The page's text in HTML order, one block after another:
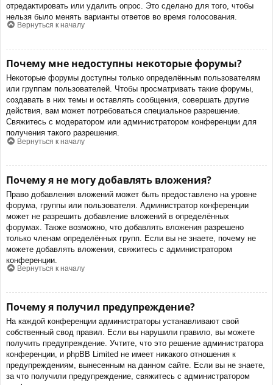
отредактировать или удалить опрос. Это сделано для того, чтобы
нельзя было менять варианты ответов во время голосования.
Вернуться к началу
Почему мне недоступны некоторые форумы?
Некоторые форумы доступны только определённым пользователям
или группам пользователей. Чтобы просматривать такие форумы,
создавать в них темы и оставлять сообщения, совершать другие
действия, вам может потребоваться специальное разрешение.
Свяжитесь с модератором или администратором конференции для
получения такого разрешения.
Вернуться к началу
Почему я не могу добавлять вложения?
Право добавления вложений может быть предоставлено на уровне
форума, группы или пользователя. Администратор конференции
может не разрешить добавление вложений в определённых
форумах. Также возможно, что добавлять вложения разрешено
только членам определённых групп. Если вы не знаете, почему не
можете добавлять вложения, свяжитесь с администратором
конференции.
Вернуться к началу
Почему я получил предупреждение?
На каждой конференции администраторы устанавливают свой
собственный свод правил. Если вы нарушили правило, вы можете
получить предупреждение. Учтите, что это решение администратора
конференции, и phpBB Limited не имеет никакого отношения к
предупреждениям, вынесенным на данном сайте. Если вы не знаете,
за что получили предупреждение, свяжитесь с администратором